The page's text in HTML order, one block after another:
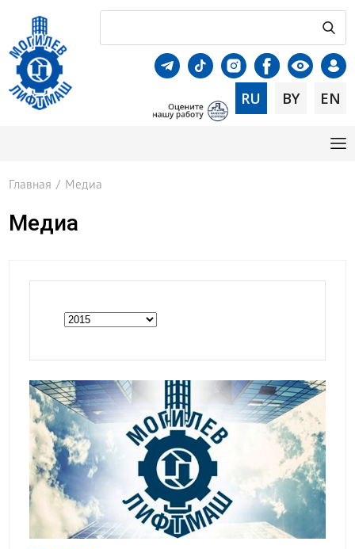
RU BY EN
Главная / Медиа
Медиа